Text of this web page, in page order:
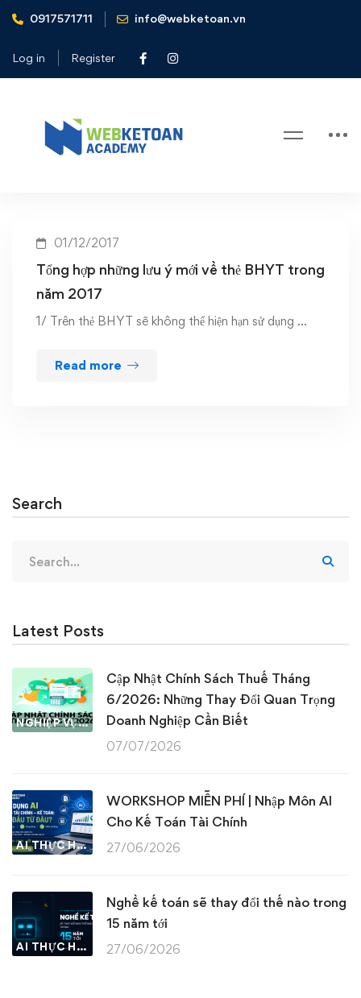
0917571711 info@webketoan.vn
Log in Register
Home
thẻ BHYT trong năm 2017
01/12/2017
Tổng hợp những lưu ý mới về thẻ BHYT trong
năm 2017
1/ Trên thẻ BHYT sẽ không thể hiện hạn sử dụng …
Read more
Search
for:
Latest Posts
NGHIỆP VỤ KẾ TOÁN & THUẾ
Cập Nhật Chính Sách Thuế Tháng
6/2026: Những Thay Đổi Quan Trọng
Doanh Nghiệp Cần Biết
07/07/2026
AI THỰC HÀNH
WORKSHOP MIỄN PHÍ | Nhập Môn AI
Cho Kế Toán Tài Chính
27/06/2026
AI THỰC HÀNH
Nghề kế toán sẽ thay đổi thế nào trong
15 năm tới
27/06/2026